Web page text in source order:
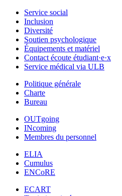
Service social
Inclusion
Diversité
Soutien psychologique
Équipements et matériel
Contact écoute étudiant·e·x
Service médical via ULB
Politique générale
Charte
Bureau
OUTgoing
INcoming
Membres du personnel
ELIA
Cumulus
ENCoRE
ECART